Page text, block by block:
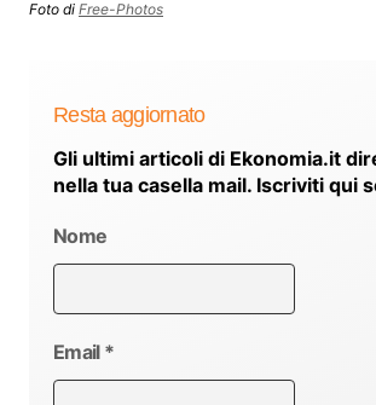
Foto di Free-Photos
Resta aggiornato
Gli ultimi articoli di Ekonomia.it
nella tua casella mail. Iscriviti qui
Nome
Email *